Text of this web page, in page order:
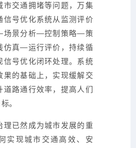
市交通拥堵等问题，万集
信号优化系统从监测评价
场景分析—控制策略—策
仿真—运行评价，持续循
信号优化闭环处理。系统
果的基础上，实现缓解交
道路通行效率，提高人们
。
理已然成为城市发展的重
实现城市交通高效、安